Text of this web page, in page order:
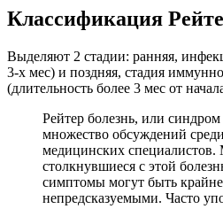
Классификация
Выделяют 2 стадии: ранняя,
3-х мес) и поздняя, стадия
(длительность более 3 мес от
Рейтер болезнь, или
множество обсуждений
медицинских
столкнувшиеся с этой
симптомы могут быть
непредсказуемыми. Часто